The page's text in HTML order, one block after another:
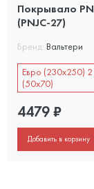
Покрывало
(PNJC-27)
Бренд: Вальтери
Евро (230х250) 2
(50х70)
4479₽
Добавить в корзину